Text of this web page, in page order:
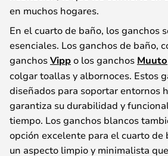
en muchos hogares.
En el cuarto de baño, los ganchos
esenciales. Los ganchos de baño,
ganchosVippo los ganchos Muuto
colgar toallas y albornoces. Estos
diseñados para soportar entornos
garantiza su durabilidad y
tiempo. Los ganchos blancos
opción excelente para el cuarto de
un aspecto limpio y minimalista